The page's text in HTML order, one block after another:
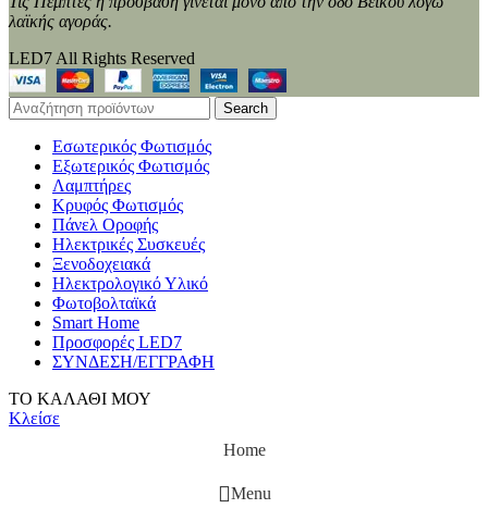
λαϊκής αγοράς.
LED7 All Rights Reserved
Search
Εσωτερικός Φωτισμός
Εξωτερικός Φωτισμός
Λαμπτήρες
Κρυφός Φωτισμός
Πάνελ Οροφής
Ηλεκτρικές Συσκευές
Ξενοδοχειακά
Ηλεκτρολογικό Υλικό
Φωτοβολταϊκά
Smart Home
Προσφορές LED7
ΣΥΝΔΕΣΗ/ΕΓΓΡΑΦΗ
ΤΟ ΚΑΛΑΘΙ ΜΟΥ
Κλείσε
Home
Menu